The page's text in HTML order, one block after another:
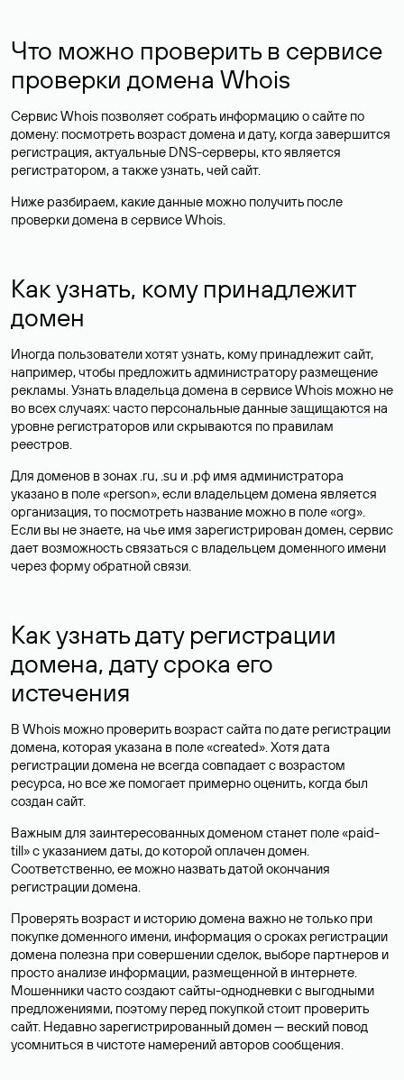
Что можно проверить в сервисе
проверки домена Whois
Сервис Whois позволяет собрать информацию о сайте по
домену: посмотреть возраст домена и дату, когда завершится
регистрация, актуальные DNS-серверы, кто является
регистратором, а также узнать, чей сайт.
Ниже разбираем, какие данные можно получить после
проверки домена в сервисе Whois.
Как узнать, кому принадлежит
домен
Иногда пользователи хотят узнать, кому принадлежит сайт,
например, чтобы предложить администратору размещение
рекламы. Узнать владельца домена в сервисе Whois можно не
во всех случаях: часто персональные данныезащищаются на
уровне регистраторов или скрываются по правилам
реестров.
Для доменов в зонах .ru, .su и .рф имя администратора
указано в поле «person», если владельцем домена является
организация, то посмотреть название можно в поле «org».
Если вы не знаете, на чье имя зарегистрирован домен, сервис
дает возможность связаться с владельцем доменного имени
через форму обратной связи.
Как узнать дату регистрации
домена, дату срока его
истечения
В Whois можно проверить возраст сайта по дате регистрации
домена, которая указана в поле «created». Хотя дата
регистрации домена не всегда совпадает с возрастом
ресурса, но все же помогает примерно оценить, когда был
создан сайт.
Важным для заинтересованных доменом станет поле «paid-
till» с указанием даты, до которой оплачен домен.
Соответственно, ее можно назвать датой окончания
регистрации домена.
Проверять возраст и историю домена важно не только при
покупке доменного имени, информация о сроках регистрации
домена полезна при совершении сделок, выборе партнеров и
просто анализе информации, размещенной в интернете.
Мошенники часто создают сайты-однодневки с выгодными
предложениями, поэтому перед покупкой стоит проверить
сайт. Недавно зарегистрированный домен — веский повод
усомниться в чистоте намерений авторов сообщения.